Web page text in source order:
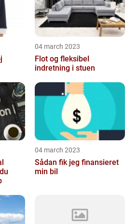
04 march 2023
Flot og fleksibel
indretning i stuen
04 march 2023
Sådan fik jeg finansieret
min bil